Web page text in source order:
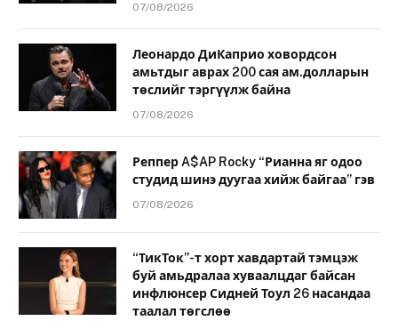
07/08/2026
Леонардо ДиКаприо ховордсон
амьтдыг аврах 200 сая ам.долларын
төслийг тэргүүлж байна
07/08/2026
Реппер A$AP Rocky “Рианна яг одоо
студид шинэ дуугаа хийж байгаа” гэв
07/08/2026
“ТикТок”-т хорт хавдартай тэмцэж
буй амьдралаа хуваалцдаг байсан
инфлюнсер Сидней Тоул 26 насандаа
таалал төгслөө